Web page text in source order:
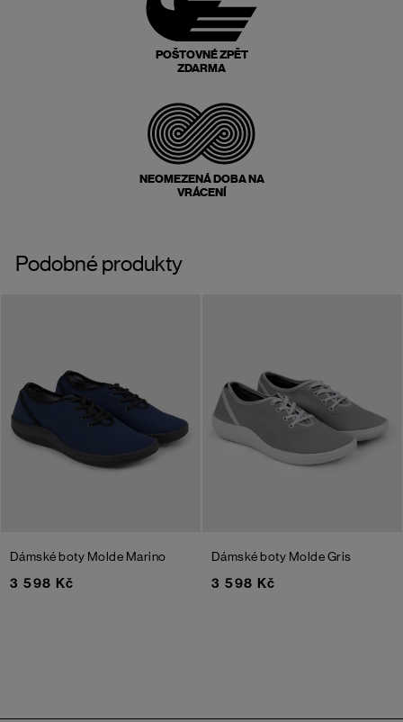
POŠTOVNÉ ZPĚT
ZDARMA
NEOMEZENÁ DOBA NA
VRÁCENÍ
Podobné produkty
Dámské boty Molde Marino
3 598 Kč
Dámské boty MoldeGris
3 598 Kč